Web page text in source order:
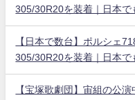
305/30R20を装着｜日本で
【日本で数台】ポルシェ
305/30R20を装着｜日本で
【宝塚歌劇団】宙組の公